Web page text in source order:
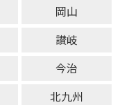
岡山
讃岐
今治
北九州